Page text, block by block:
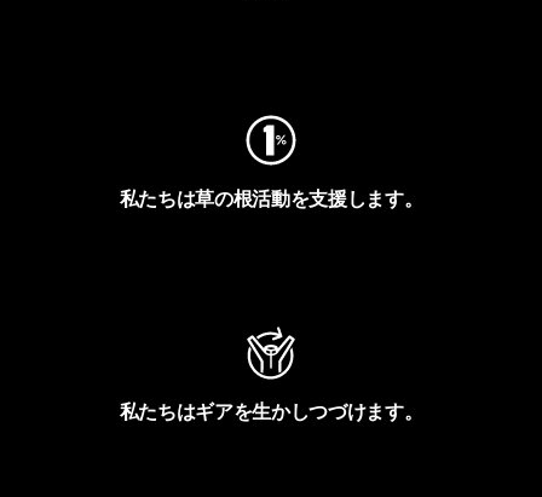
私たちは草の根活動を支援します。
私たちはギアを生かしつづけます。